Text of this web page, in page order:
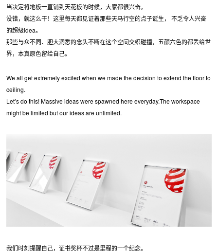
当决定将地板一直铺到天花板的时候，大家都很兴奋。
没错，就这么干！这里每天都见证着那些天马行空的点子诞生， 不乏令人兴奋
的超级idea。
那些与众不同、胆大洞悉的念头不断在这个空间交织碰撞，五颜六色的都丢给世
界，本真原色留给自己。
We all get extremely excited when we made the decision to extend the floor to
ceiling.
Let’s do this! Massive ideas were spawned here everyday.The workspace
might be limited but our ideas are unlimited.
我们时刻提醒自己，证书奖杯不过是里程的一个纪念。